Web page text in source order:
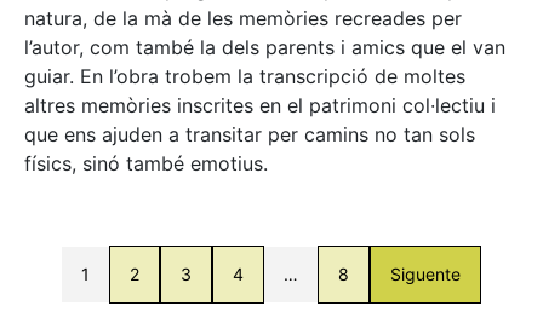
natura, de la mà de les memòries recreades per
l’autor, com també la dels parents i amics que el van
guiar. En l’obra trobem la transcripció de moltes
altres memòries inscrites en el patrimoni col·lectiu i
que ens ajuden a transitar per camins no tan sols
físics, sinó també emotius.
1 2 3 4 … 8 Siguente